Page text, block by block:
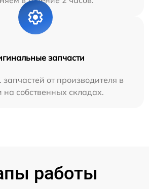
запчасти
от производителя в
на собственных складах.
работы